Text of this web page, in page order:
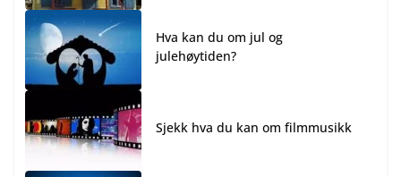
Hva kan du om jul og
julehøytiden?
Sjekk hva du kan om filmmusikk